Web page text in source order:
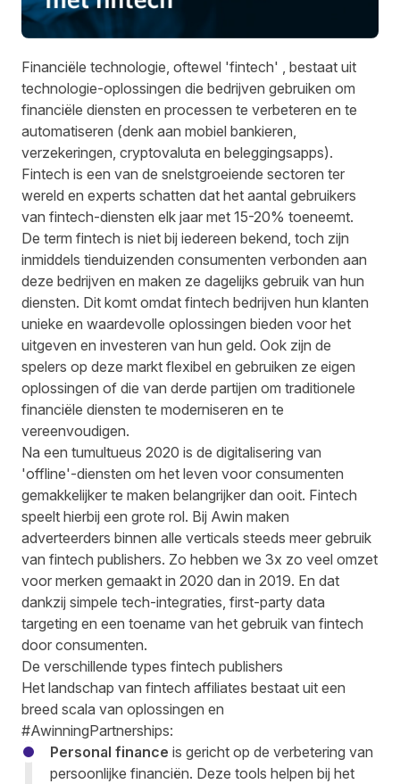
Financiële technologie, oftewel 'fintech' , bestaat uit
technologie-oplossingen die bedrijven gebruiken om
financiële diensten en processen te verbeteren en te
automatiseren (denk aan mobiel bankieren,
verzekeringen, cryptovaluta en beleggingsapps).
Fintech is een van de snelstgroeiende sectoren ter
wereld en experts schatten dat het aantal gebruikers
van fintech-diensten elk jaar met 15-20% toeneemt.
De term fintech is niet bij iedereen bekend, toch zijn
inmiddels tienduizenden consumenten verbonden aan
deze bedrijven en maken ze dagelijks gebruik van hun
diensten. Dit komt omdat fintech bedrijven hun klanten
unieke en waardevolle oplossingen bieden voor het
uitgeven en investeren van hun geld. Ook zijn de
spelers op deze markt flexibel en gebruiken ze eigen
oplossingen of die van derde partijen om traditionele
financiële diensten te moderniseren en te
vereenvoudigen.
Na een tumultueus 2020 is de digitalisering van
'offline'-diensten om het leven voor consumenten
gemakkelijker te maken belangrijker dan ooit. Fintech
speelt hierbij een grote rol. Bij Awin maken
adverteerders binnen alle verticals steeds meer gebruik
van fintech publishers. Zo hebben we 3x zo veel omzet
voor merken gemaakt in 2020 dan in 2019. En dat
dankzij simpele tech-integraties, first-party data
targeting en een toename van het gebruik van fintech
door consumenten.
De verschillende types fintech publishers
Het landschap van fintech affiliates bestaat uit een
breed scala van oplossingen en
#AwinningPartnerships:
Personal finance is gericht op de verbetering van
persoonlijke financiën. Deze tools helpen bij het